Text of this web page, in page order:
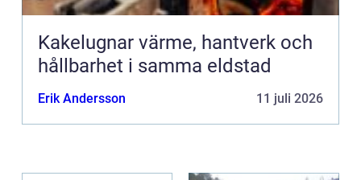
Kakelugnar värme, hantverk och
hållbarhet i samma eldstad
Erik Andersson 11 juli 2026